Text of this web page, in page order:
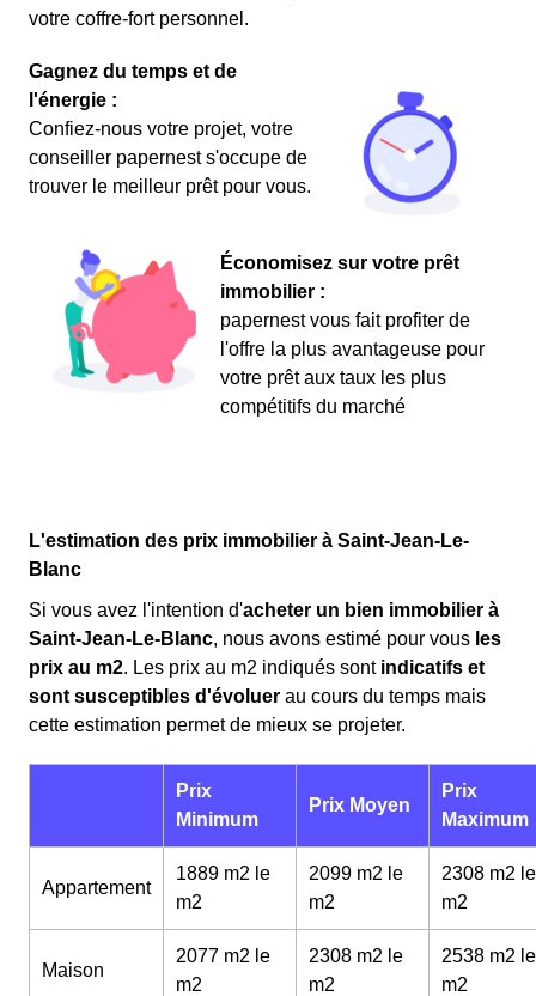
votre coffre-fort personnel.
Gagnez du temps et de
l'énergie :
Confiez-nous votre projet, votre
conseiller papernest s'occupe de
trouver le meilleur prêt pour vous.
Économisez sur votre prêt
immobilier :
papernest vous fait profiter de
l'offre la plus avantageuse pour
votre prêt aux taux les plus
compétitifs du marché
L'estimation des prix immobilier à Saint-Jean-Le-
Blanc
Si vous avez l'intention d'acheter un bien immobilier à
Saint-Jean-Le-Blanc, nous avons estimé pour vous les
prix au m2. Les prix au m2 indiqués sont indicatifs et
sont susceptibles d'évoluer au cours du temps mais
cette estimation permet de mieux se projeter.
Prix
Minimum
Prix Moyen
Prix
Maximum
Appartement
1889 m2 le
m2
2099 m2 le
m2
2308 m2 le
m2
Maison
2077 m2 le
m2
2308 m2 le
m2
2538 m2 le
m2